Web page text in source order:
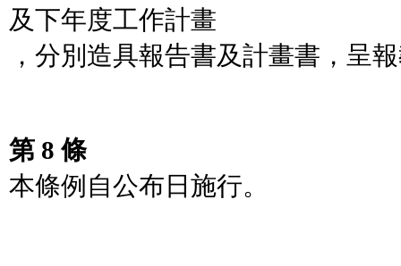
及下年度工作計畫
，分別造具報告書及計畫書，呈
第 8 條
本條例自公布日施行。